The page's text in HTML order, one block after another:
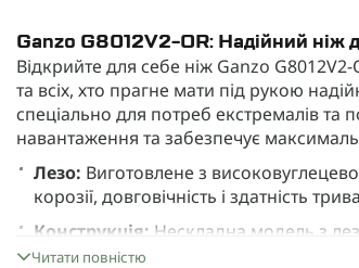
Ganzo G8012V2-OR: Надійний ніж
Відкрийте для себе ніж Ganzo
та всіх, хто прагне мати під рукою
спеціально для потреб екстремалів та
навантаження та забезпечує
Лезо: Виготовлене з
корозії, довговічність і здатність
Конструкція: Нескладна модель з
багатофункціональним та зручним
Читати повністю